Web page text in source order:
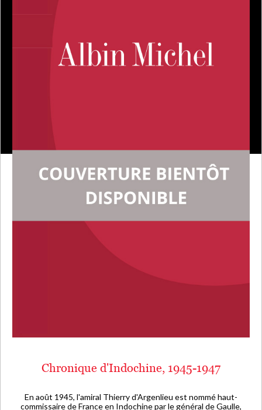
Chronique d'Indochine, 1945-1947
En août 1945, l'amiral Thierry d'Argenlieu est nommé haut-
commissaire de France en Indochine par le général de Gaulle,